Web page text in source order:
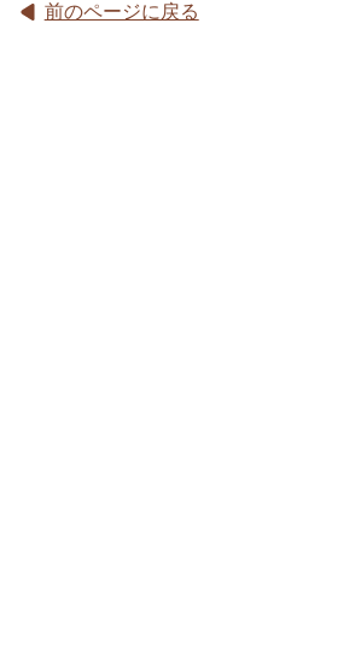
前のページに戻る